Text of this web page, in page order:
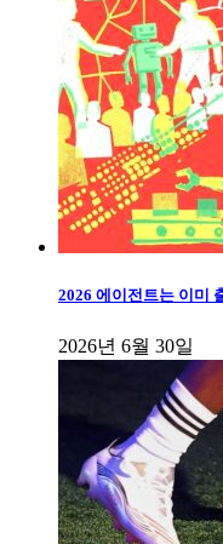
2026 에이전트는 이미
2026년 6월 30일